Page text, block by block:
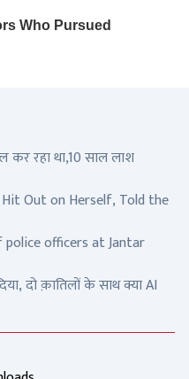
कर रहा था,10 साल लाश
Out on Herself, Told the
officers at Jantar
दो क़ातिलों के साथ क्या AI